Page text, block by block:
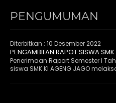
PENGUMUMAN
Diterbitkan : 10 Desember 2022
PENGAMBILAN RAPOT SISWA
Penerimaan Raport Semester I
siswa SMK KI AGENG JAGO